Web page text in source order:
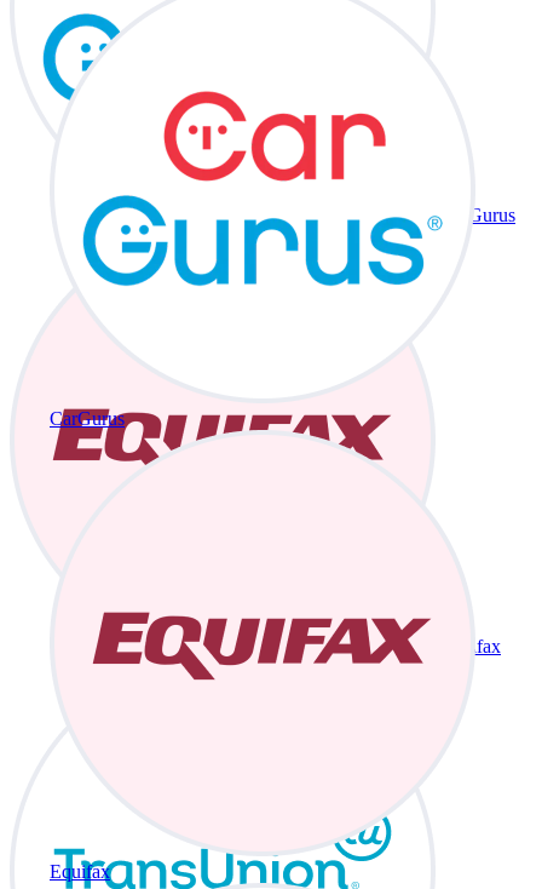
CarGurus
Equifax
CarGurus
Equifax